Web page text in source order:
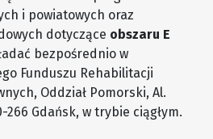
i powiatowych oraz
dotyczące obszaru E
bezpośrednio w
Funduszu Rehabilitacji
Oddział Pomorski, Al.
266 Gdańsk, w trybie ciągłym.